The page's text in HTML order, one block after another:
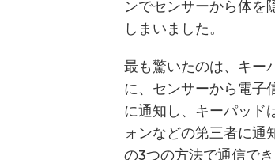
ンでセンサーから体を
しまいました。
最も驚いたのは、キー
に、センサーから電子
に通知し、キーパッド
ォンなどの第三者に通
の3つの方法で通信で